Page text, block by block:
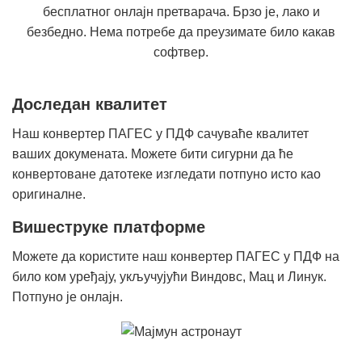
бесплатног онлајн претварача. Брзо је, лако и
безбедно. Нема потребе да преузимате било какав
софтвер.
Доследан квалитет
Наш конвертер ПАГЕС у ПДФ сачуваће квалитет
ваших докумената. Можете бити сигурни да ће
конвертоване датотеке изгледати потпуно исто као
оригиналне.
Вишеструке платформе
Можете да користите наш конвертер ПАГЕС у ПДФ на
било ком уређају, укључујући Виндовс, Мац и Линук.
Потпуно је онлајн.